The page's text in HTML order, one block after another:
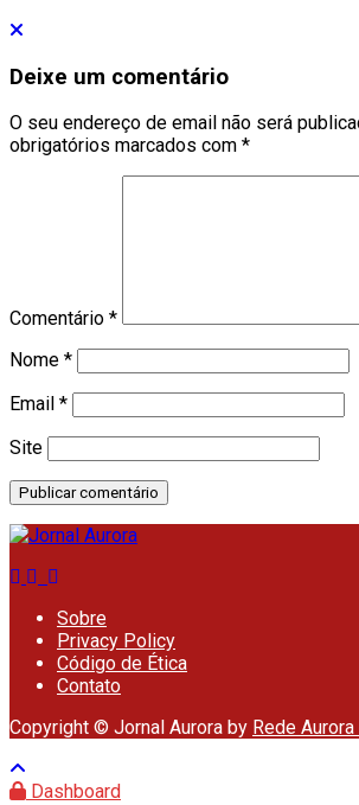
Deixe um comentário
O seu endereço de email não será
obrigatórios marcados com *
Comentário *
Nome *
Email *
Site
Sobre
Privacy Policy
Código de Ética
Contato
Copyright © Jornal Aurora by Rede
Dashboard